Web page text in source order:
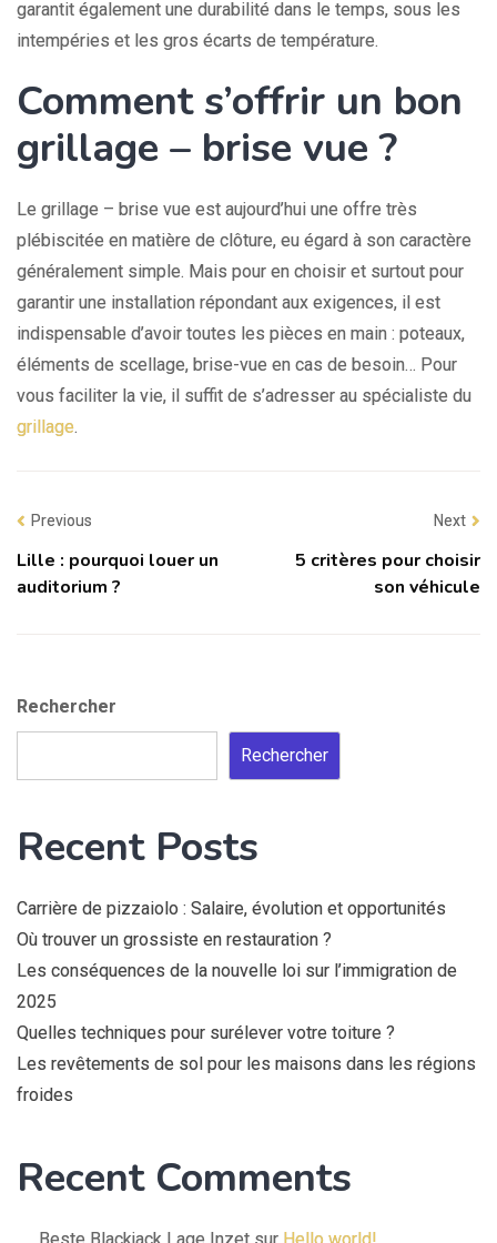
garantit également une durabilité dans le temps, sous les
intempéries et les gros écarts de température.
Comment s’offrir un bon
grillage – brise vue ?
Le grillage – brise vue est aujourd’hui une offre très
plébiscitée en matière de clôture, eu égard à son caractère
généralement simple. Mais pour en choisir et surtout pour
garantir une installation répondant aux exigences, il est
indispensable d’avoir toutes les pièces en main : poteaux,
éléments de scellage, brise-vue en cas de besoin… Pour
vous faciliter la vie, il suffit de s’adresser au spécialiste du
grillage.
Previous
Lille : pourquoi louer un
auditorium ?
Next
5 critères pour choisir
son véhicule
Rechercher
Rechercher
Recent Posts
Carrière de pizzaiolo : Salaire, évolution et opportunités
Où trouver un grossiste en restauration ?
Les conséquences de la nouvelle loi sur l’immigration de
2025
Quelles techniques pour surélever votre toiture ?
Les revêtements de sol pour les maisons dans les régions
froides
Recent Comments